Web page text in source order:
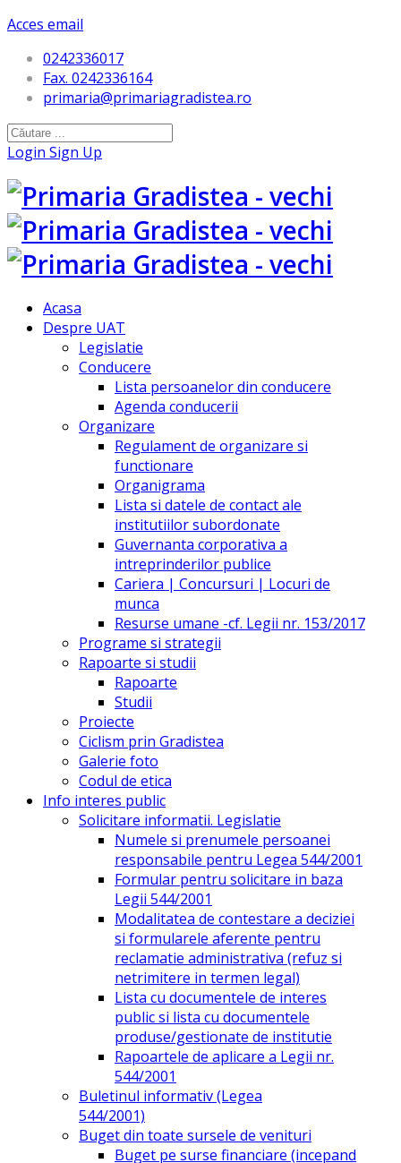
Acces email
0242336017
Fax. 0242336164
primaria@primariagradistea.ro
Login Sign Up
Acasa
Despre UAT
Legislatie
Conducere
Lista persoanelor din conducere
Agenda conducerii
Organizare
Regulament de organizare si
functionare
Organigrama
Lista si datele de contact ale
institutiilor subordonate
Guvernanta corporativa a
intreprinderilor publice
Cariera | Concursuri | Locuri de
munca
Resurse umane -cf. Legii nr. 153/2017
Programe si strategii
Rapoarte si studii
Rapoarte
Studii
Proiecte
Ciclism prin Gradistea
Galerie foto
Codul de etica
Info interes public
Solicitare informatii. Legislatie
Numele si prenumele persoanei
responsabile pentru Legea 544/2001
Formular pentru solicitare in baza
Legii 544/2001
Modalitatea de contestare a deciziei
si formularele aferente pentru
reclamatie administrativa (refuz si
netrimitere in termen legal)
Lista cu documentele de interes
public si lista cu documentele
produse/gestionate de institutie
Rapoartele de aplicare a Legii nr.
544/2001
Buletinul informativ (Legea
544/2001)
Buget din toate sursele de venituri
Buget pe surse financiare (incepand